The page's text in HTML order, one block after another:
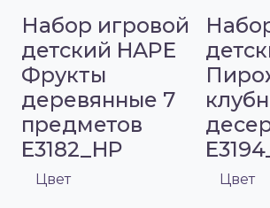
Набор игровой
детский HAPE
Фрукты
деревянные 7
предметов
E3182_HP
Цвет Цвет